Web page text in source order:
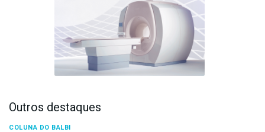
Outros destaques
COLUNA DO BALBI